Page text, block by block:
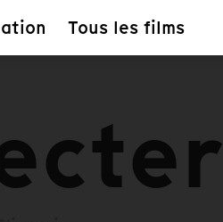
Tous les films